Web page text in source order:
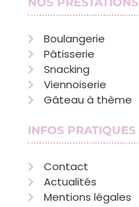
Boulangerie
Pâtisserie
Snacking
Viennoiserie
Gâteau à thème
INFOS PRATIQUES
Contact
Actualités
Mentions légales